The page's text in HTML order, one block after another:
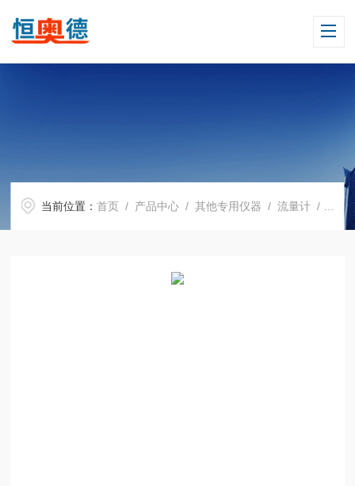
当前位置：首页 / 产品中心 /其他专用仪器 /流量计 / H12594污水流量计